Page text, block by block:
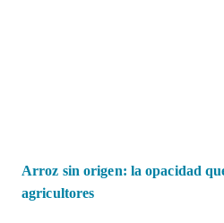
Arroz sin origen: la opacidad
agricultores